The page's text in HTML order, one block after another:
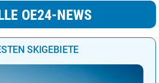
OE24-NEWS
SKIGEBIETE